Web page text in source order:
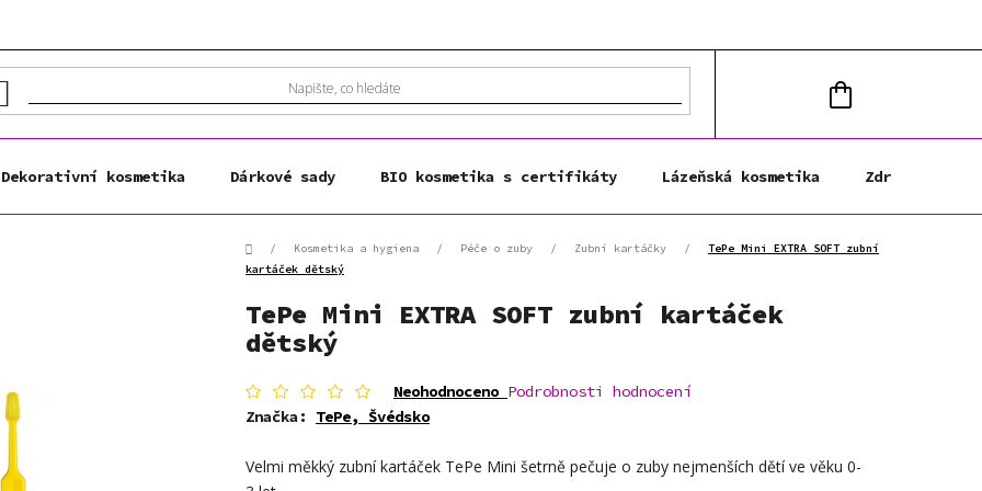
KOŠÍK
Dekorativní kosmetika Dárkové sady BIO kosmetika s certifikáty Lázeňská kosmetika Zdravá výživa
Domů/ Kosmetika a hygiena / Péče o zuby / Zubní kartáčky /
TePe Mini EXTRA SOFT zubní
kartáček dětský
TePe Mini EXTRA SOFT zubní kartáček
dětský
Průměrné
hodnocení
produktu
0,0
Neohodnoceno Podrobnosti hodnocení
Značka: TePe, Švédsko
Velmi měkký zubní kartáček TePe Mini šetrně pečuje o zuby nejmenších dětí ve věku 0-